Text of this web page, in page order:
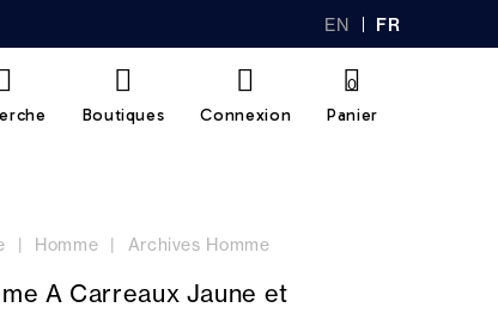
EN FR
Boutiques Connexion Panier
0
Homme Archives Homme
A Carreaux Jaune et